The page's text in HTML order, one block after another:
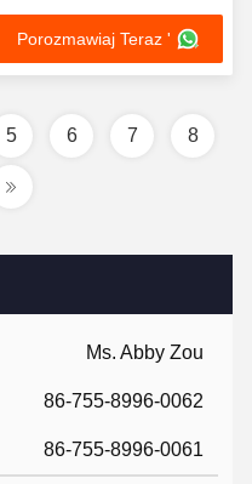
Ms. Abby Zou
86-755-8996-0062
86-755-8996-0061
folii klejących
na gorąco
Porozmawiaj Teraz '
5 6 7 8